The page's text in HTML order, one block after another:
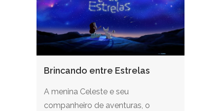
Brincando entre Estrelas
A menina Celeste e seu
companheiro de aventuras, o